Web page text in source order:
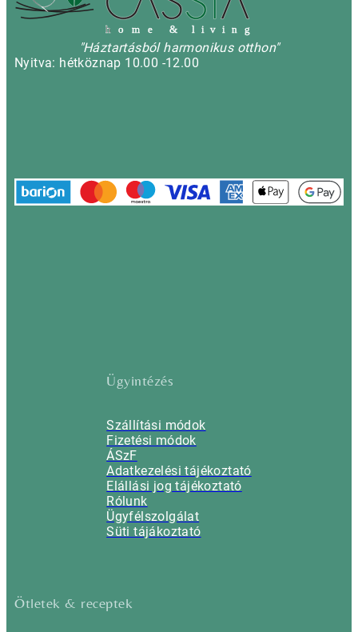
h o m e & l i v i n g
"Háztartásból harmonikus otthon"
Nyitva: hétköznap 10.00 -12.00
Ügyintézés
Szállítási módok
Fizetési módok
ÁSzF
Adatkezelési tájékoztató
Elállási jog tájékoztató
Rólunk
Ügyfélszolgálat
Süti tájákoztató
Ötletek & receptek